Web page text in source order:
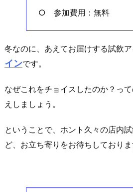
○ 参加費用：無料
冬なのに、あえてお届けする試飲ア
インです。
なぜこれをチョイスしたのか？っ
えしましょう。
ということで、ホント久々の店内
ど、お立ち寄りをお待ちしており